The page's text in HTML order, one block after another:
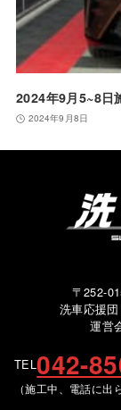
2024年9月5~8日
2024年9月8日
〒252-
洗車応援
運営
TEL042-
（施工中、電話に出